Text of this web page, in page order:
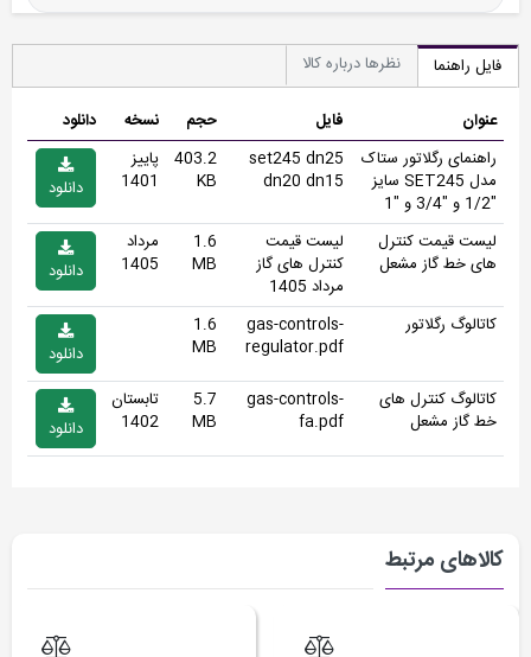
فایل راهنما نظرها درباره کالا
عنوان فایل حجم نسخه
دانلود
راهنمای رگلاتور ستاک
مدل SET245 سایز
"1/2 و "3/4 و "1
set245 dn25
dn20 dn15
403.2
KB
پاییز
1401
دانلود
لیست قیمت کنترل
های خط گاز مشعل
لیست قیمت
کنترل های گاز
مرداد 1405
1.6
MB
مرداد
1405
دانلود
کاتالوگ رگلاتور
gas-controls-
regulator.pdf
1.6
MB
دانلود
کاتالوگ کنترل های
خط گاز مشعل
gas-controls-
fa.pdf
5.7
MB
تابستان
1402
دانلود
کالاهای مرتبط